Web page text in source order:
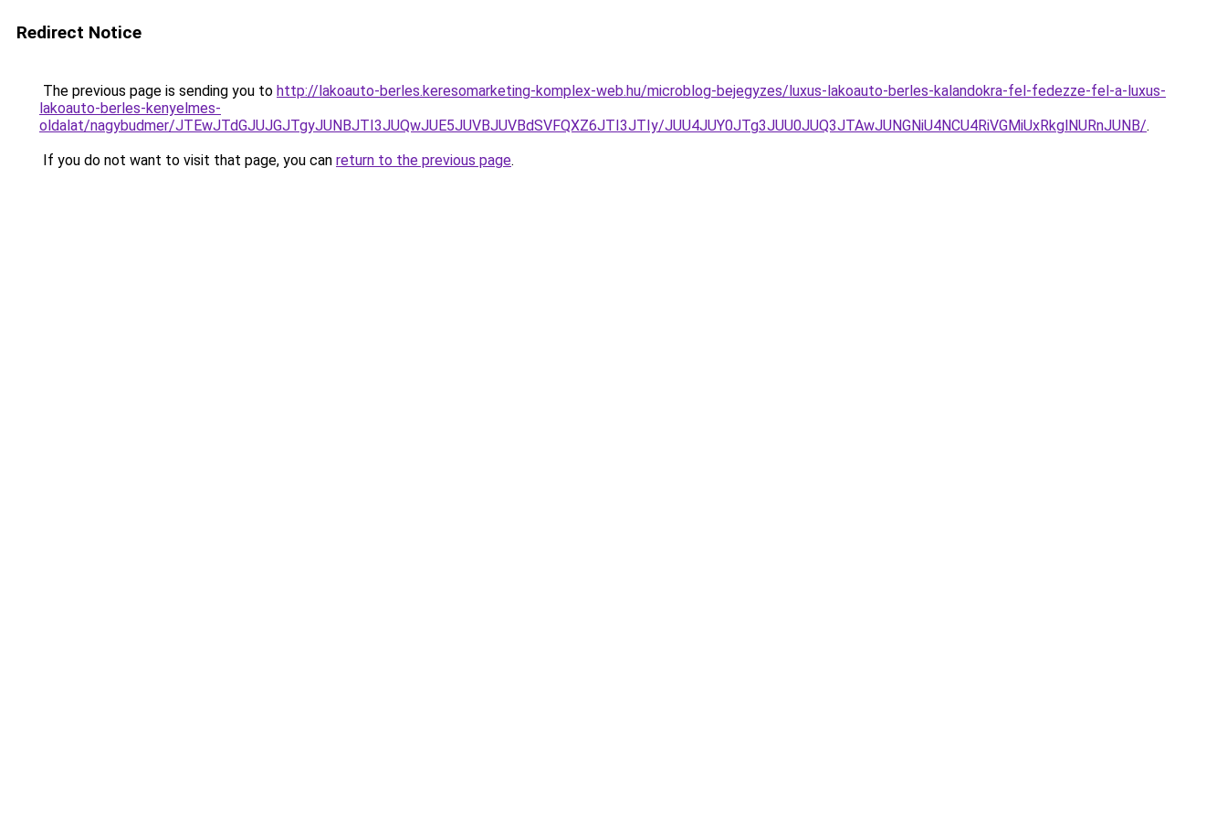
Redirect Notice
The previous page is sending you to http://lakoauto-berles.keresomarketing-komplex-web.hu/microblog-bejegyzes/luxus-lakoauto-berles-kalandokra-fel-fedezze-fel-a-luxus-
lakoauto-berles-kenyelmes-
oldalat/nagybudmer/JTEwJTdGJUJGJTgyJUNBJTI3JUQwJUE5JUVBJUVBdSVFQXZ6JTI3JTIy/JUU4JUY0JTg3JUU0JUQ3JTAwJUNGNiU4NCU4RiVGMiUxRkglNURnJUNB/.
If you do not want to visit that page, you can return to the previous page.